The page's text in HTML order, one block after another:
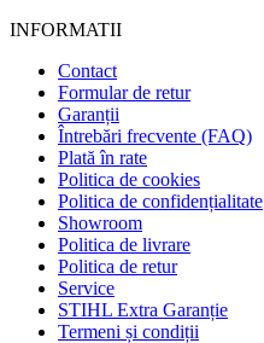
INFORMATII
Contact
Formular de retur
Garanții
Întrebări frecvente (FAQ)
Plată în rate
Politica de cookies
Politica de confidențialitate
Showroom
Politica de livrare
Politica de retur
Service
STIHL Extra Garanție
Termeni și condiții